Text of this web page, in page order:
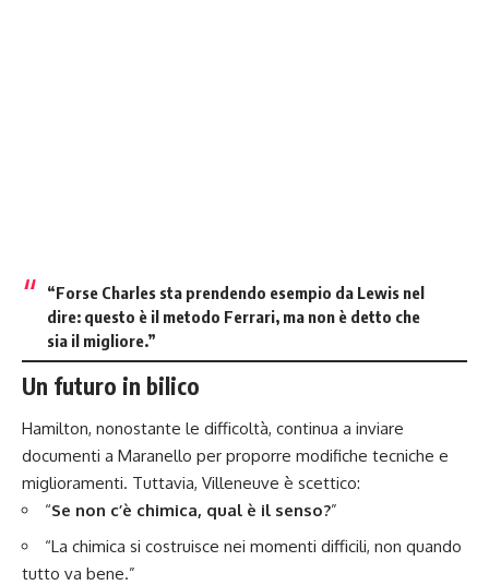
“Forse Charles sta prendendo esempio da Lewis nel
dire: questo è il metodo Ferrari, ma non è detto che
sia il migliore.”
Un futuro in bilico
Hamilton, nonostante le difficoltà, continua a inviare
documenti a Maranello per proporre modifiche tecniche e
miglioramenti. Tuttavia, Villeneuve è scettico:
“Se non c’è chimica, qual è il senso?”
“La chimica si costruisce nei momenti difficili, non quando
tutto va bene.”